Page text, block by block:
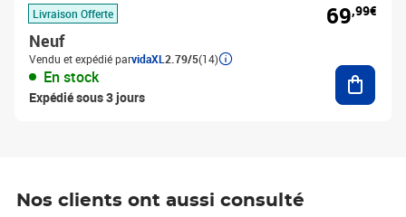
Livraison Offerte
Neuf
Vendu et expédié parvidaXL 2.79/5(14)
En stock
Expédié sous 3 jours
69,99€
Nos clients ont aussi consulté